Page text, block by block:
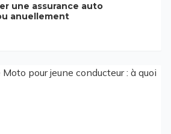
une assurance auto
anuellement